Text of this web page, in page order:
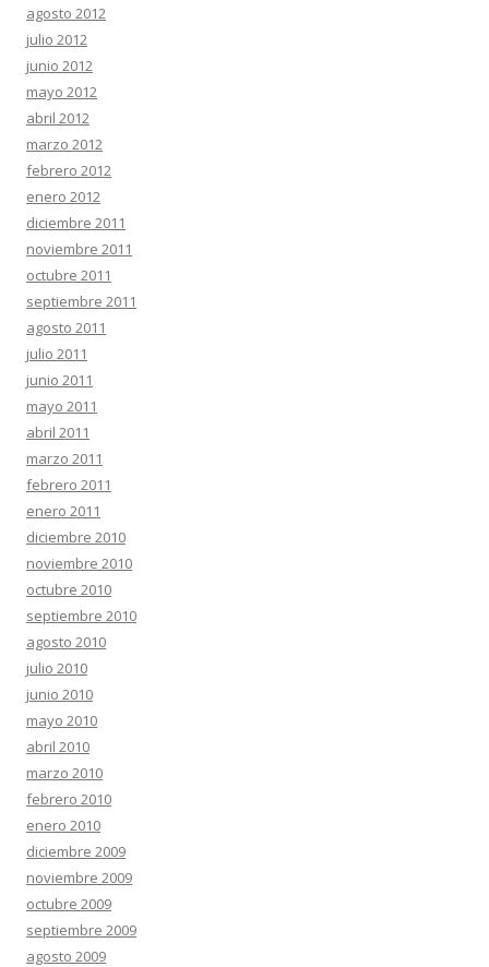
agosto 2012
julio 2012
junio 2012
mayo 2012
abril 2012
marzo 2012
febrero 2012
enero 2012
diciembre 2011
noviembre 2011
octubre 2011
septiembre 2011
agosto 2011
julio 2011
junio 2011
mayo 2011
abril 2011
marzo 2011
febrero 2011
enero 2011
diciembre 2010
noviembre 2010
octubre 2010
septiembre 2010
agosto 2010
julio 2010
junio 2010
mayo 2010
abril 2010
marzo 2010
febrero 2010
enero 2010
diciembre 2009
noviembre 2009
octubre 2009
septiembre 2009
agosto 2009